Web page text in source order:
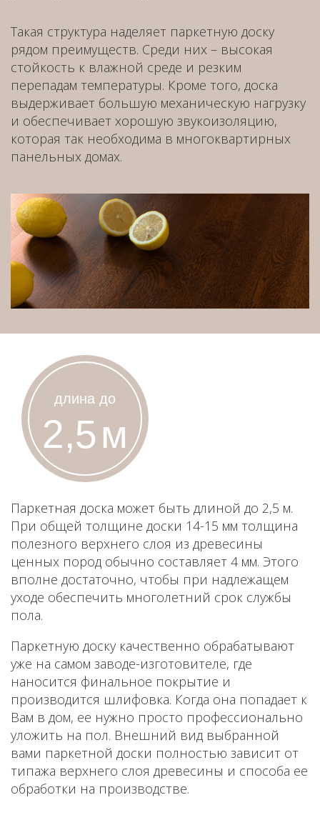
Такая структура наделяет паркетную доску
рядом преимуществ. Среди них – высокая
стойкость к влажной среде и резким
перепадам температуры. Кроме того, доска
выдерживает большую механическую нагрузку
и обеспечивает хорошую звукоизоляцию,
которая так необходима в многоквартирных
панельных домах.
длина до
2,5м
Паркетная доска может быть длиной до 2,5 м.
При общей толщине доски 14-15 мм толщина
полезного верхнего слоя из древесины
ценных пород обычно составляет 4 мм. Этого
вполне достаточно, чтобы при надлежащем
уходе обеспечить многолетний срок службы
пола.
Паркетную доску качественно обрабатывают
уже на самом заводе-изготовителе, где
наносится финальное покрытие и
производится шлифовка. Когда она попадает к
Вам в дом, ее нужно просто профессионально
уложить на пол. Внешний вид выбранной
вами паркетной доски полностью зависит от
типажа верхнего слоя древесины и способа ее
обработки на производстве.